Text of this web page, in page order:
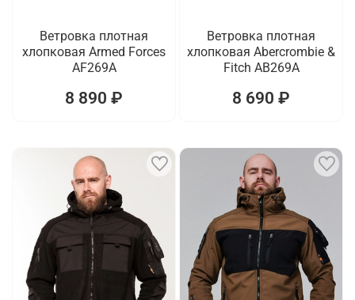
Ветровка плотная
хлопковая Armed Forces
AF269A
8 890 ₽
Ветровка плотная
хлопковая Abercrombie &
Fitch AB269A
8 690 ₽